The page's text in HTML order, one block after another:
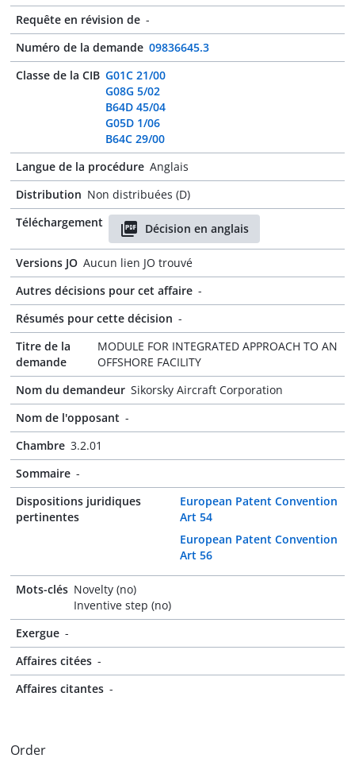
Requête en révision de -
Numéro de la demande 09836645.3
Classe de la CIB G01C 21/00
G08G 5/02
B64D 45/04
G05D 1/06
B64C 29/00
Langue de la procédure Anglais
Distribution Non distribuées (D)
Téléchargement
Décision en anglais
Versions JO Aucun lien JO trouvé
Autres décisions pour cet affaire -
Résumés pour cette décision -
Titre de la
demande
MODULE FOR INTEGRATED APPROACH TO AN
OFFSHORE FACILITY
Nom du demandeur Sikorsky Aircraft Corporation
Nom de l'opposant -
Chambre 3.2.01
Sommaire -
Dispositions juridiques
pertinentes
European Patent Convention
Art 54
European Patent Convention
Art 56
Mots-clés Novelty (no)
Inventive step (no)
Exergue -
Affaires citées -
Affaires citantes -
Order